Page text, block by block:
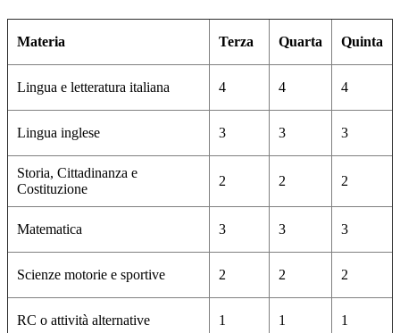
Materia Terza Quarta Quinta
Lingua e letteratura italiana 4 4 4
Lingua inglese 3 3 3
Storia, Cittadinanza e
Costituzione
2 2 2
Matematica 3 3 3
Scienze motorie e sportive 2 2 2
RC o attività alternative 1 1 1